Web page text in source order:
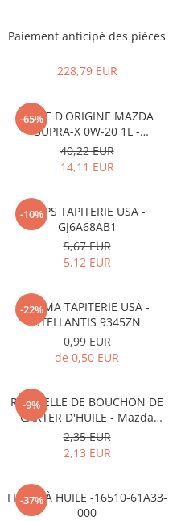
Paiement anticipé des pièces
-
228,79 EUR
-65%
HUILE D'ORIGINE MAZDA
SUPRA-X 0W-20 1L -
0012MO0W20
40,22 EUR
14,11 EUR
-10%
CLIPS TAPITERIE USA -
GJ6A68AB1
5,67 EUR
5,12 EUR
-22%
CLEMA TAPITERIE USA -
STELLANTIS 9345ZN
0,99 EUR
de 0,50 EUR
-9%
RONDELLE DE BOUCHON DE
CARTER D'HUILE - Mazda
995641400
2,35 EUR
2,13 EUR
-37%
FILTRE À HUILE -16510-61A33-
000